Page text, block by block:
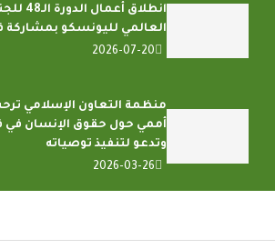
انطلاق
العالمي لليونسكو
2026-07-20
منظمة التعاون الإسلامي
أممي حول حقوق الإنسان
وتدعو لتنفيذ توصياته
2026-03-26